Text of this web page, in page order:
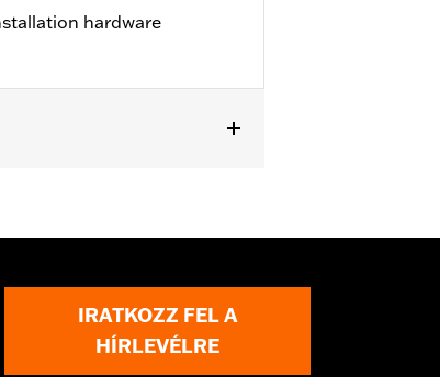
hardware
IRATKOZZ FEL A
HÍRLEVÉLRE